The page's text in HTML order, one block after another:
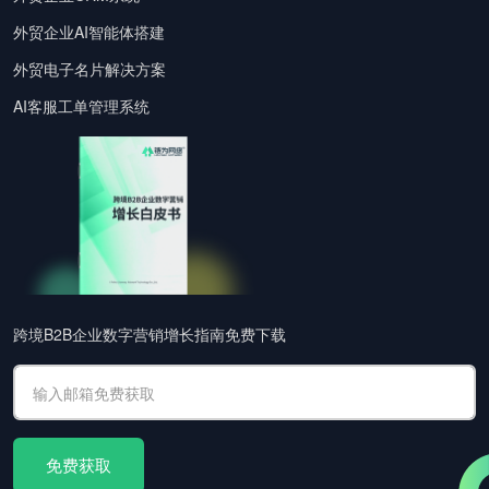
外贸企业AI智能体搭建
外贸电子名片解决方案
AI客服工单管理系统
跨境B2B企业数字营销增长指南免费下载